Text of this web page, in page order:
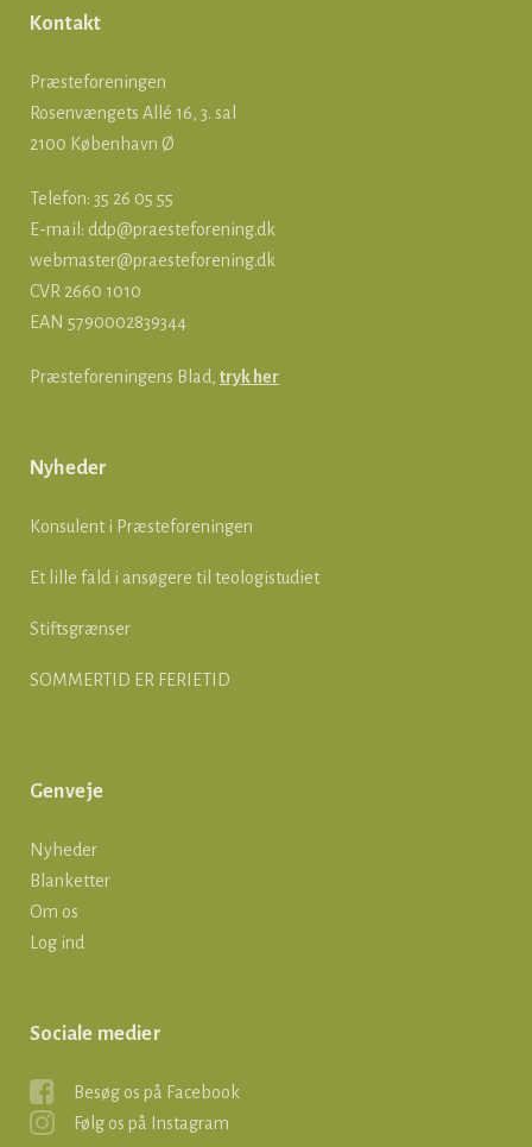
Kontakt
Præsteforeningen
Rosenvængets Allé 16, 3. sal
2100 København Ø
Telefon: 35 26 05 55
E-mail: ddp@praesteforening.dk
webmaster@praesteforening.dk
CVR 2660 1010
EAN 5790002839344
Præsteforeningens Blad, tryk her
Nyheder
Konsulent i Præsteforeningen
Et lille fald i ansøgere til teologistudiet
Stiftsgrænser
SOMMERTID ER FERIETID
Genveje
Nyheder
Blanketter
Om os
Log ind
Sociale medier
Besøg os på Facebook
Følg os på Instagram